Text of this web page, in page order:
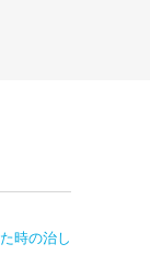
時の治し